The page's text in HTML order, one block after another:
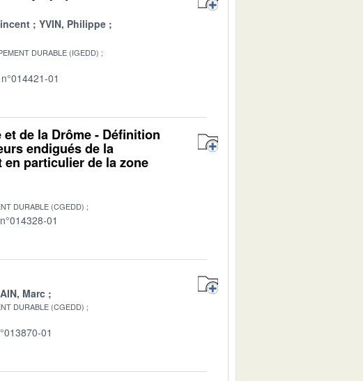
YVIN, Philippe
DURABLE (IGEDD)
01
et de la Drôme - Définition
endigués de la
en particulier de la zone
DURABLE (CGEDD)
01
Marc
DURABLE (CGEDD)
01